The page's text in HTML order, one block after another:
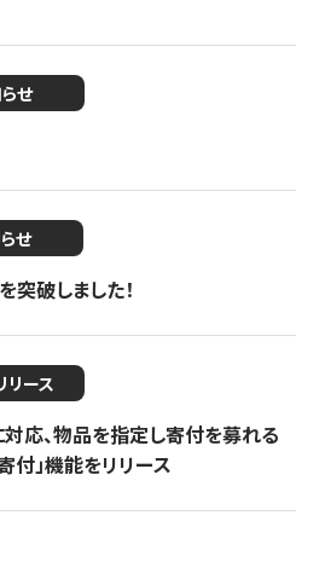
せ
せ
破しました！
リース
応、物品を指定し寄付を募れる
付」機能をリリース